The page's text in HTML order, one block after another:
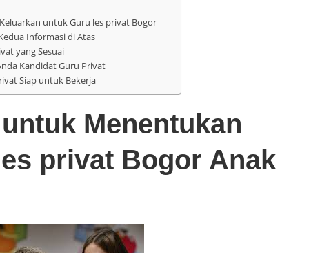
untuk Guru les privat Bogor
Informasi di Atas
yang Sesuai
Kandidat Guru Privat
Siap untuk Bekerja
Menentukan
privat Bogor Anak